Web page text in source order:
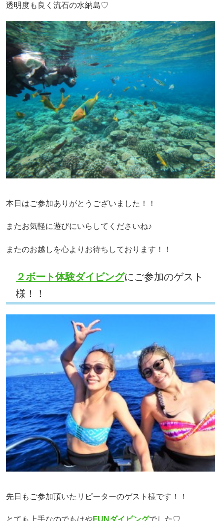
透明度も良く流石の水納島♡
本日はご参加ありがとうございました！！
またお気軽に遊びにいらしてくださいね♪
またのお越しを心よりお待ちしております！！
２ボート体験ダイビングにご参加のゲスト
様！！
先日もご参加頂いたリピーターのゲスト様です！！
とても上手なのでもはやFUNダイビングでした♡